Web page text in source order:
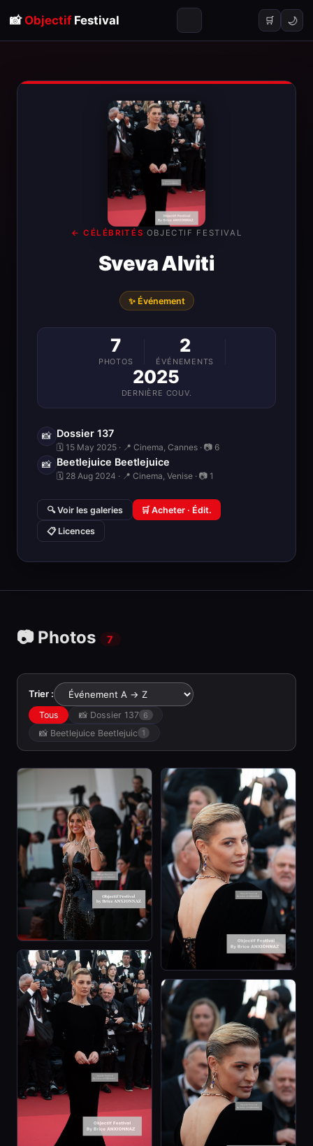
📸 ObjectifFestival 🛒 🌙
← CÉLÉBRITÉS· OBJECTIF FESTIVAL
Sveva Alviti
✨ Événement
7
PHOTOS
2
ÉVÉNEMENTS
2025
DERNIÈRE COUV.
📸 Dossier 137
🗓 15 May 2025 · 📍 Cinema, Cannes · 📷 6
📸 Beetlejuice Beetlejuice
🗓 28 Aug 2024 · 📍 Cinema, Venise · 📷 1
🔍 Voir les galeries 🛒 Acheter · Édit.
📋 Licences
📷 Photos 7
Trier :
Tous 📸 Dossier 137 6
📸 Beetlejuice Beetlejuic 1